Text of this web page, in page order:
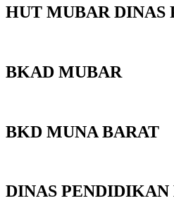
HUT MUBAR DINAS
BKAD MUBAR
BKD MUNA BARAT
DINAS